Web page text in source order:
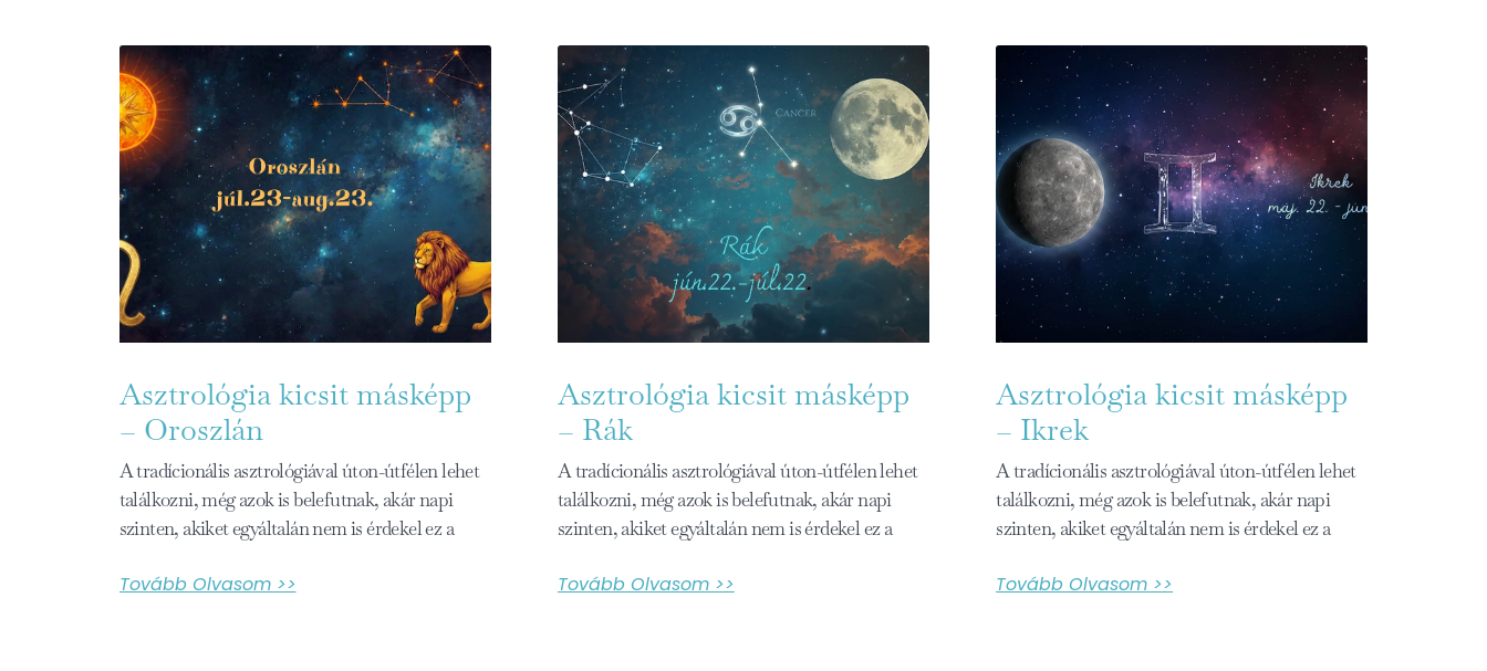
Asztrológia kicsit másképp
– Oroszlán
A tradícionális asztrológiával úton-útfélen lehet
találkozni, még azok is belefutnak, akár napi
szinten, akiket egyáltalán nem is érdekel ez a
Tovább Olvasom >>
Asztrológia kicsit másképp
– Rák
A tradícionális asztrológiával úton-útfélen lehet
találkozni, még azok is belefutnak, akár napi
szinten, akiket egyáltalán nem is érdekel ez a
Tovább Olvasom >>
Asztrológia kicsit másképp
– Ikrek
A tradícionális asztrológiával úton-útfélen lehet
találkozni, még azok is belefutnak, akár napi
szinten, akiket egyáltalán nem is érdekel ez a
Tovább Olvasom >>